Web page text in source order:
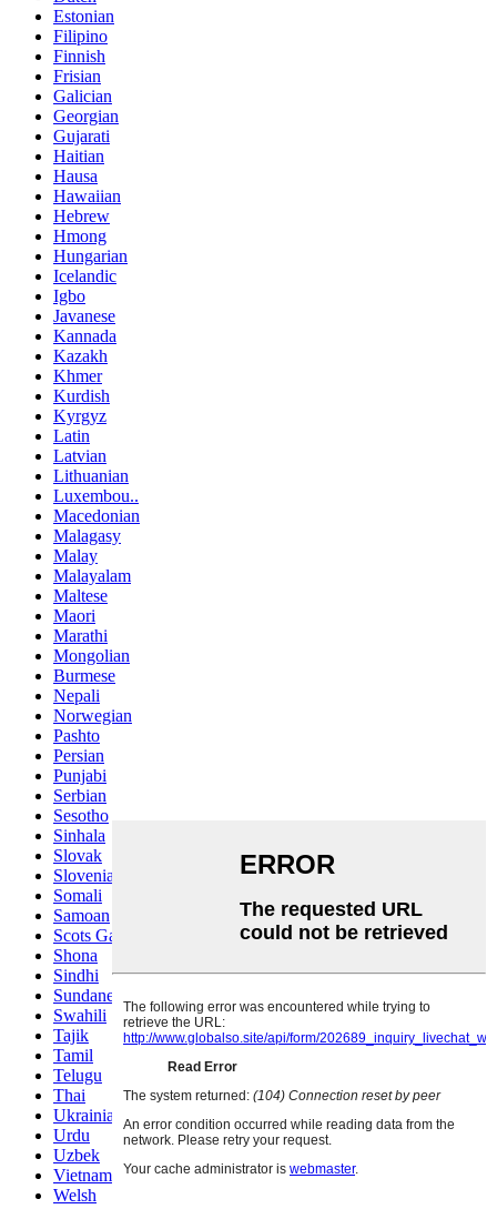
Estonian
Filipino
Finnish
Frisian
Galician
Georgian
Gujarati
Haitian
Hausa
Hawaiian
Hebrew
Hmong
Hungarian
Icelandic
Igbo
Javanese
Kannada
Kazakh
Khmer
Kurdish
Kyrgyz
Latin
Latvian
Lithuanian
Luxembou..
Macedonian
Malagasy
Malay
Malayalam
Maltese
Maori
Marathi
Mongolian
Burmese
Nepali
Norwegian
Pashto
Persian
Punjabi
Serbian
Sesotho
Sinhala
Slovak
Slovenian
Somali
Samoan
Scots Gaelic
Shona
Sindhi
Sundanese
Swahili
Tajik
Tamil
Telugu
Thai
Ukrainian
Urdu
Uzbek
Vietnamese
Welsh